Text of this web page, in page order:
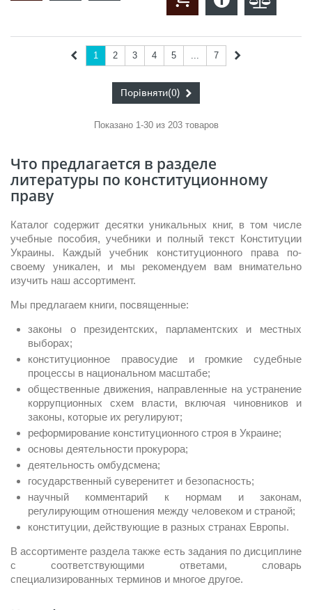
Показано 1-30 из 203 товаров
1 2 3 4 5 ... 7
Порівняти(0)
Что предлагается в разделе
литературы по конституционному
праву
Каталог содержит десятки уникальных книг, в том числе
учебные пособия, учебники и полный текст Конституции
Украины. Каждый учебник конституционного права по-
своему уникален, и мы рекомендуем вам внимательно
изучить наш ассортимент.
Мы предлагаем книги, посвященные:
законы о президентских, парламентских и местных
выборах;
конституционное правосудие и громкие судебные
процессы в национальном масштабе;
общественные движения, направленные на устранение
коррупционных схем власти, включая чиновников и
законы, которые их регулируют;
реформирование конституционного строя в Украине;
основы деятельности прокурора;
деятельность омбудсмена;
государственный суверенитет и безопасность;
научный комментарий к нормам и законам,
регулирующим отношения между человеком и страной;
конституции, действующие в разных странах Европы.
В ассортименте раздела также есть задания по дисциплине
с соответствующими ответами, словарь
специализированных терминов и многое другое.